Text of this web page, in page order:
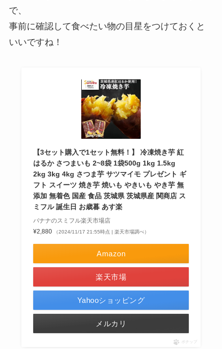
で、
事前に確認して食べたい物の目星をつけておくと
いいですね！
【3セット購入で1セット無料！】 冷凍焼き芋 紅
はるか さつまいも 2~8袋 1袋500g 1kg 1.5kg
2kg 3kg 4kg さつま芋 サツマイモ プレゼント ギ
フト スイーツ 焼き芋 焼いも やきいも やき芋 無
添加 無着色 国産 食品 茨城県 茨城県産 関商店 ス
ミフル 誕生日 お歳暮 あす楽
バナナのスミフル楽天市場店
¥2,880
（2024/11/17 21:55時点 | 楽天市場調べ）
Amazon
楽天市場
Yahooショッピング
メルカリ
ポチップ